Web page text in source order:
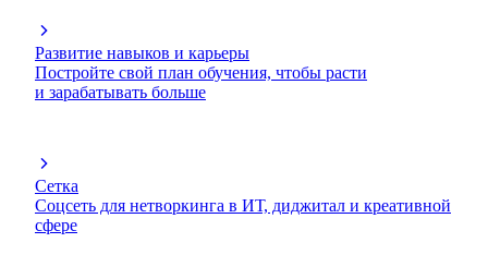
Развитие навыков и карьеры
Постройте свой план обучения, чтобы расти
и зарабатывать больше
Сетка
Соцсеть для нетворкинга в ИТ, диджитал и креативной
сфере